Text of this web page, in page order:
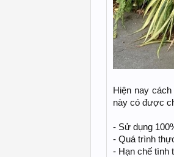
Hiện nay
này có được
- Sử dụng
- Quá trình
- Hạn chế tình